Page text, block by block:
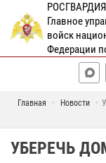
РОСГВАРДИЯ
Главное
войск
Федерации
Главная Новости
УБЕРЕЧЬ